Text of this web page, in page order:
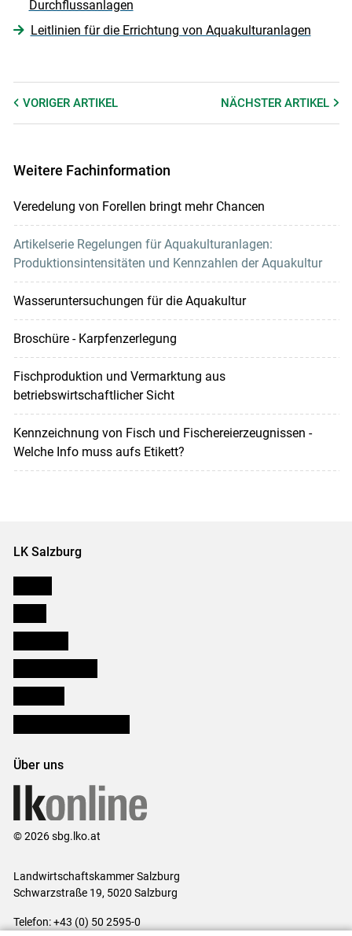
Durchflussanlagen
Leitlinien für die Errichtung von Aquakulturanlagen
VORIGER ARTIKEL NÄCHSTERARTIKEL
Weitere Fachinformation
Veredelung von Forellen bringt mehr Chancen
Artikelserie Regelungen für Aquakulturanlagen:
Produktionsintensitäten und Kennzahlen der Aquakultur
Wasseruntersuchungen für die Aquakultur
Broschüre - Karpfenzerlegung
Fischproduktion und Vermarktung aus
betriebswirtschaftlicher Sicht
Kennzeichnung von Fisch und Fischereierzeugnissen -
Welche Info muss aufs Etikett?
LK Salzburg
Über uns
© 2026 sbg.lko.at
Landwirtschaftskammer Salzburg
Schwarzstraße 19, 5020 Salzburg
Telefon: +43 (0) 50 2595-0